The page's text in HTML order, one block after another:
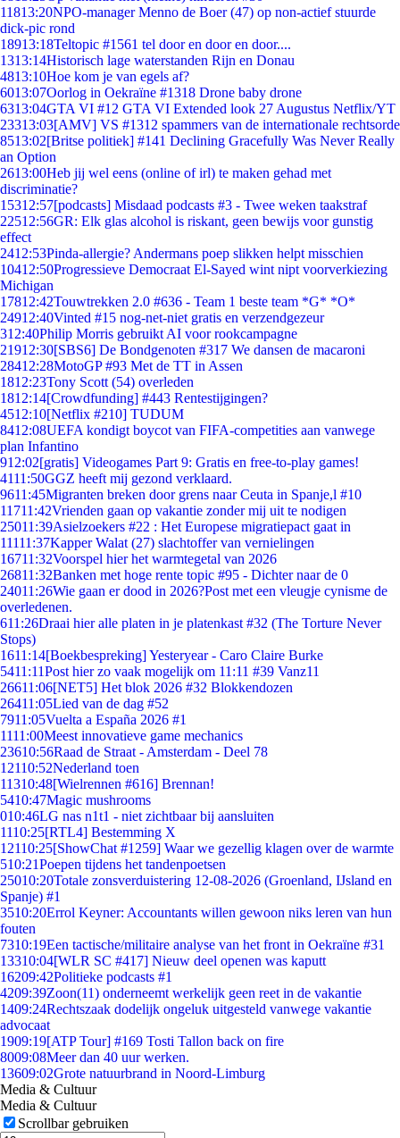
11813:20NPO-manager Menno de Boer (47) op non-actief stuurde
dick-pic rond
18913:18Teltopic #1561 tel door en door en door....
1313:14Historisch lage waterstanden Rijn en Donau
4813:10Hoe kom je van egels af?
6013:07Oorlog in Oekraïne #1318 Drone baby drone
6313:04GTA VI #12 GTA VI Extended look 27 Augustus Netflix/YT
23313:03[AMV] VS #1312 spammers van de internationale rechtsorde
8513:02[Britse politiek] #141 Declining Gracefully Was Never Really
an Option
2613:00Heb jij wel eens (online of irl) te maken gehad met
discriminatie?
15312:57[podcasts] Misdaad podcasts #3 - Twee weken taakstraf
22512:56GR: Elk glas alcohol is riskant, geen bewijs voor gunstig
effect
2412:53Pinda-allergie? Andermans poep slikken helpt misschien
10412:50Progressieve Democraat El-Sayed wint nipt voorverkiezing
Michigan
17812:42Touwtrekken 2.0 #636 - Team 1 beste team *G* *O*
24912:40Vinted #15 nog-net-niet gratis en verzendgezeur
312:40Philip Morris gebruikt AI voor rookcampagne
21912:30[SBS6] De Bondgenoten #317 We dansen de macaroni
28412:28MotoGP #93 Met de TT in Assen
1812:23Tony Scott (54) overleden
1812:14[Crowdfunding] #443 Rentestijgingen?
4512:10[Netflix #210] TUDUM
8412:08UEFA kondigt boycot van FIFA-competities aan vanwege
plan Infantino
912:02[gratis] Videogames Part 9: Gratis en free-to-play games!
4111:50GGZ heeft mij gezond verklaard.
9611:45Migranten breken door grens naar Ceuta in Spanje,l #10
11711:42Vrienden gaan op vakantie zonder mij uit te nodigen
25011:39Asielzoekers #22 : Het Europese migratiepact gaat in
11111:37Kapper Walat (27) slachtoffer van vernielingen
16711:32Voorspel hier het warmtegetal van 2026
26811:32Banken met hoge rente topic #95 - Dichter naar de 0
24011:26Wie gaan er dood in 2026?Post met een vleugje cynisme de
overledenen.
611:26Draai hier alle platen in je platenkast #32 (The Torture Never
Stops)
1611:14[Boekbespreking] Yesteryear - Caro Claire Burke
5411:11Post hier zo vaak mogelijk om 11:11 #39 Vanz11
26611:06[NET5] Het blok 2026 #32 Blokkendozen
26411:05Lied van de dag #52
7911:05Vuelta a España 2026 #1
1111:00Meest innovatieve game mechanics
23610:56Raad de Straat - Amsterdam - Deel 78
12110:52Nederland toen
11310:48[Wielrennen #616] Brennan!
5410:47Magic mushrooms
010:46LG nas n1t1 - niet zichtbaar bij aansluiten
1110:25[RTL4] Bestemming X
12110:25[ShowChat #1259] Waar we gezellig klagen over de warmte
510:21Poepen tijdens het tandenpoetsen
25010:20Totale zonsverduistering 12-08-2026 (Groenland, IJsland en
Spanje) #1
3510:20Errol Keyner: Accountants willen gewoon niks leren van hun
fouten
7310:19Een tactische/militaire analyse van het front in Oekraïne #31
13310:04[WLR SC #417] Nieuw deel openen was kaputt
16209:42Politieke podcasts #1
4209:39Zoon(11) onderneemt werkelijk geen reet in de vakantie
1409:24Rechtszaak dodelijk ongeluk uitgesteld vanwege vakantie
advocaat
1909:19[ATP Tour] #169 Tosti Tallon back on fire
8009:08Meer dan 40 uur werken.
13609:02Grote natuurbrand in Noord-Limburg
Media & Cultuur
Media & Cultuur
Scrollbar gebruiken